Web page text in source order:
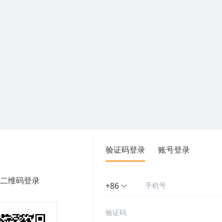
维码登录
验证码登录 账号登录
+86